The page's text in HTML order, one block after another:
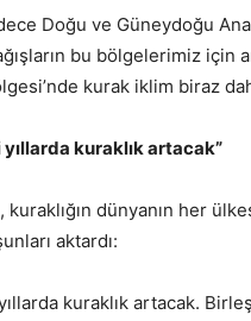
Doğu ve Güneydoğu
bu bölgelerimiz için
kurak iklim biraz
kuraklık artacak”
kuraklığın dünyanın her
aktardı:
kuraklık artacak.